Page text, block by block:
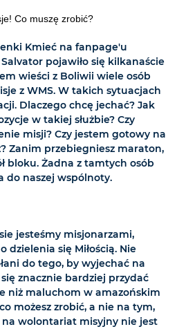
Co muszę zrobić?
Kmieć na fanpage'u
pojawiło się kilkanaście
wieści z Boliwii wiele osób
z WMS. W takich sytuacjach
Dlaczego chcę jechać? Jak
w takiej służbie? Czy
misji? Czy jestem gotowy na
Zanim przebiegniesz maraton,
bloku. Żadna z tamtych osób
do naszej wspólnoty.
jesteśmy misjonarzami,
dzielenia się Miłością. Nie
do tego, by wyjechać na
znacznie bardziej przydać
niż maluchom w amazońskim
możesz zrobić, a nie na tym,
wolontariat misyjny nie jest